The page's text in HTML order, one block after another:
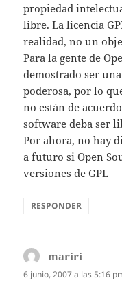
propiedad
libre. La licencia
realidad, no un
Para la gente de
demostrado ser
poderosa, por lo
no están de
software deba ser
Por ahora, no hay
a futuro si Open
versiones de GPL
RESPONDER
mariri
6 junio, 2007 a las 5:16